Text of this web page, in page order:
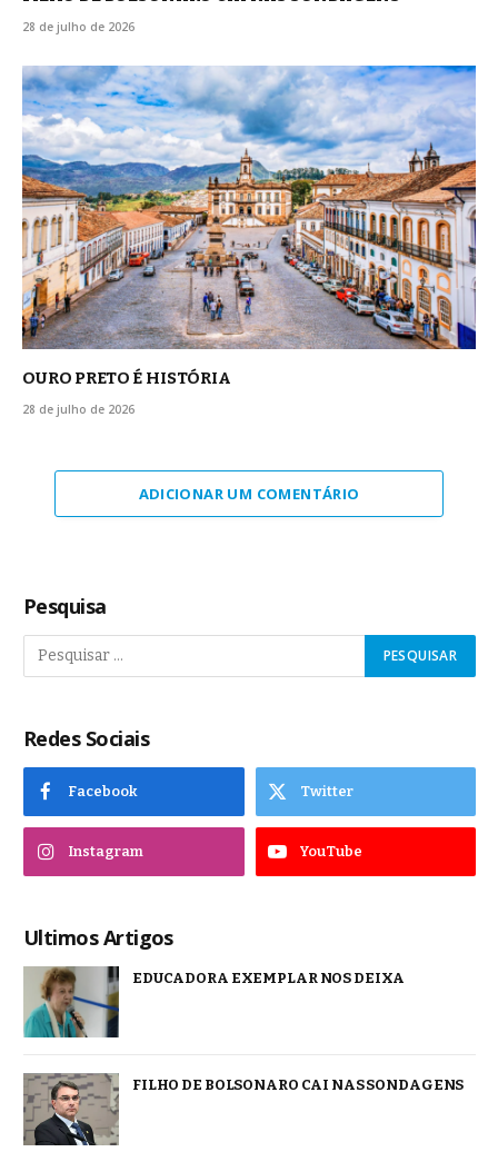
28 de julho de 2026
OURO PRETO É HISTÓRIA
28 de julho de 2026
ADICIONAR UM COMENTÁRIO
Pesquisa
Redes Sociais
Facebook Twitter
Instagram YouTube
Ultimos Artigos
EDUCADORA EXEMPLAR NOS DEIXA
FILHO DE BOLSONARO CAI NAS SONDAGENS